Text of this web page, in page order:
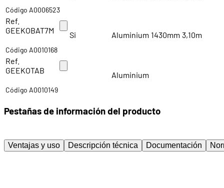
Código A0006523
Ref.
GEEKOBAT7M
Código A0010168
Si Aluminium 1430mm 3,10m
Ref.
GEEKOTAB
Código A0010149
Aluminium
Pestañas de información del producto
Ventajas y uso Descripción técnica Documentación